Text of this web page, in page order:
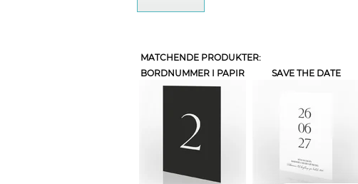
MATCHENDE PRODUKTER:
BORDNUMMER I PAPIR
SAVE THE DATE